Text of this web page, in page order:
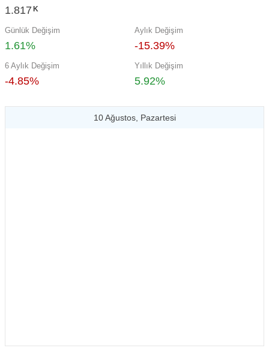
1.817 K
Günlük Değişim
1.61%
Aylık Değişim
-15.39%
6 Aylık Değişim
-4.85%
Yıllık Değişim
5.92%
10 Ağustos, Pazartesi